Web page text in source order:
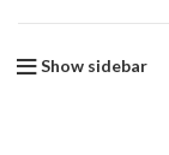
Show sidebar